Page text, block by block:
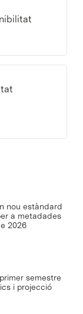
nou estàndard
a metadades
2026
semestre
i projecció